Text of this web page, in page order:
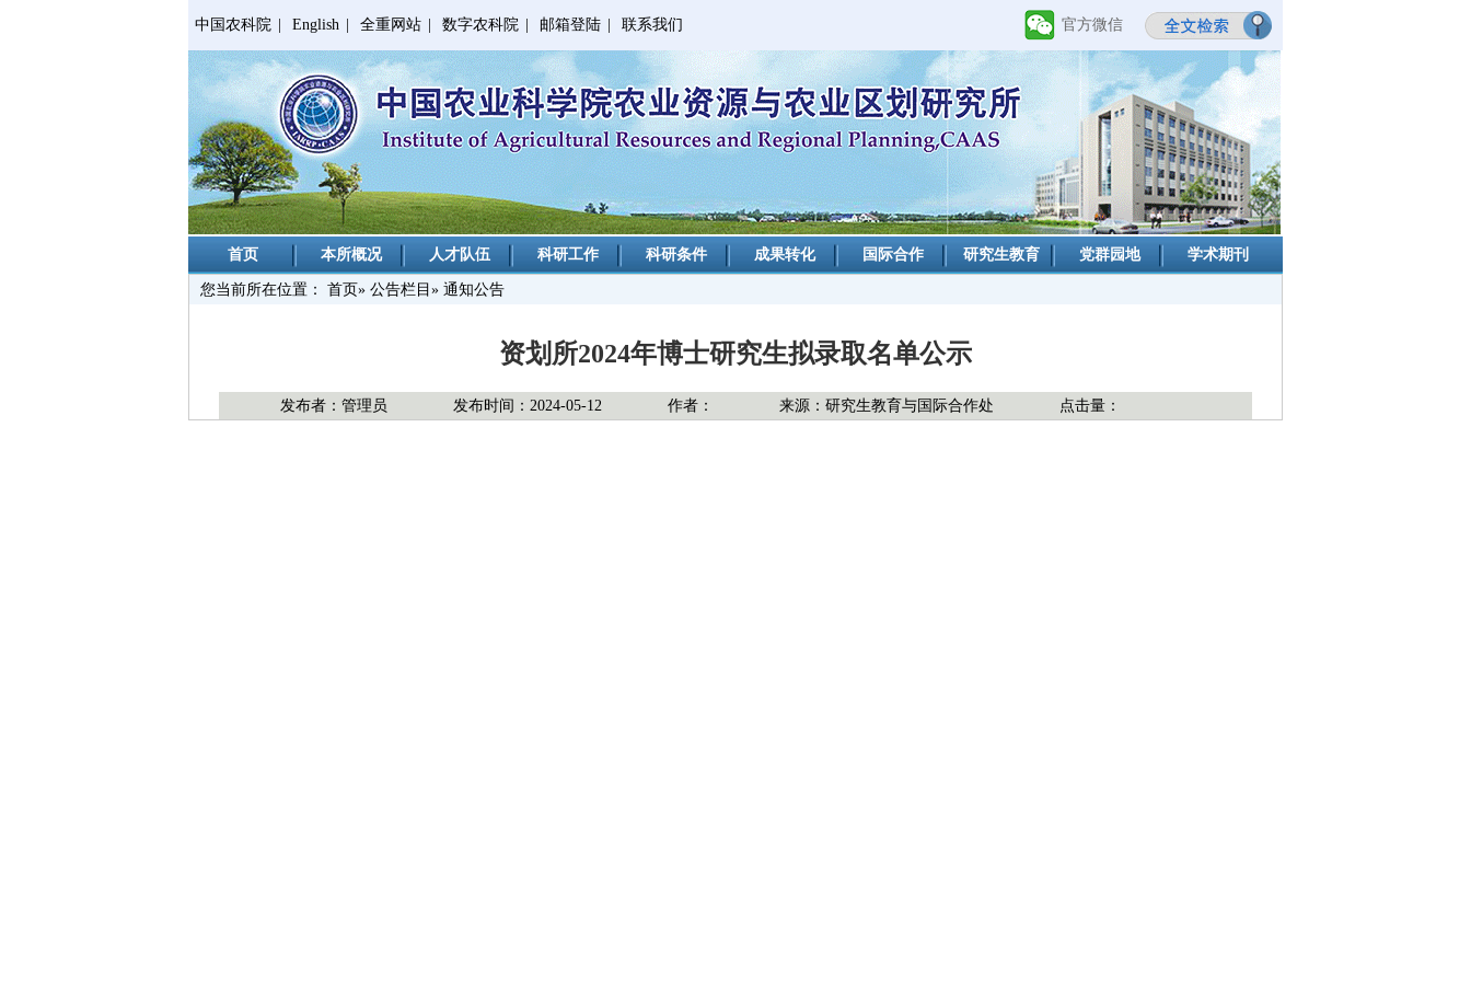
中国农科院 English 全重网站 数字农科院 邮箱登陆 联系我们 官方微信
首页 本所概况 人才队伍 科研工作 科研条件 成果转化 国际合作 研究生教育 党群园地 学术期刊
您当前所在位置： 首页» 公告栏目 » 通知公告
资划所2024年博士研究生拟录取名单公示
发布者：管理员 发布时间：2024-05-12 作者： 来源：研究生教育与国际合作处 点击量：